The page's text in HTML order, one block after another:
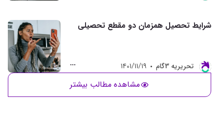
شرایط تحصیل همزمان دو مقطع تحصیلی
تحريريه 3گام 1401/11/19
مشاهده مطالب بیشتر